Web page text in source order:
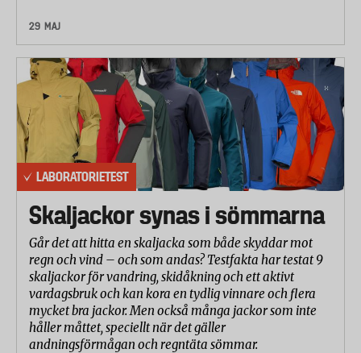
29 MAJ
LABORATORIETEST
Skaljackor synas i sömmarna
Går det att hitta en skaljacka som både skyddar mot
regn och vind – och som andas? Testfakta har testat 9
skaljackor för vandring, skidåkning och ett aktivt
vardagsbruk och kan kora en tydlig vinnare och flera
mycket bra jackor. Men också många jackor som inte
håller måttet, speciellt när det gäller
andningsförmågan och regntäta sömmar.